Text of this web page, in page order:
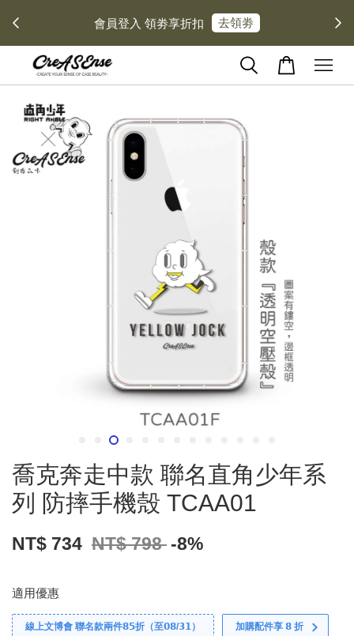
會員登入 領劵享折扣 去領劵
喬克奔走中款 聯名直角少年系
列 防摔手機殼 TCAA01
NT$ 734 NT$ 798 -8%
適用優惠
線上文博會 聯名款兩件𝟴𝟱折（至𝟬𝟴/𝟯𝟭） 加購配件享 𝟴 折